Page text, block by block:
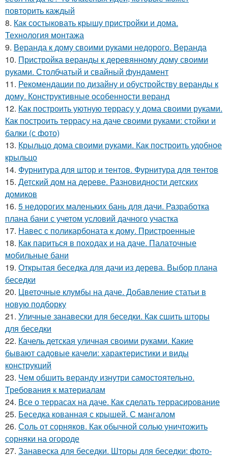
повторить каждый
8. Как состыковать крышу пристройки и дома.
Технология монтажа
9. Веранда к дому своими руками недорого. Веранда
10. Пристройка веранды к деревянному дому своими
руками. Столбчатый и свайный фундамент
11. Рекомендации по дизайну и обустройству веранды к
дому. Конструктивные особенности веранд
12. Как построить уютную террасу у дома своими руками.
Как построить террасу на даче своими руками: стойки и
балки (с фото)
13. Крыльцо дома своими руками. Как построить удобное
крыльцо
14. Фурнитура для штор и тентов. Фурнитура для тентов
15. Детский дом на дереве. Разновидности детских
домиков
16. 5 недорогих маленьких бань для дачи. Разработка
плана бани с учетом условий дачного участка
17. Навес с поликарбоната к дому. Пристроенные
18. Как париться в походах и на даче. Палаточные
мобильные бани
19. Открытая беседка для дачи из дерева. Выбор плана
беседки
20. Цветочные клумбы на даче. Добавление статьи в
новую подборку
21. Уличные занавески для беседки. Как сшить шторы
для беседки
22. Качель детская уличная своими руками. Какие
бывают садовые качели: характеристики и виды
конструкций
23. Чем обшить веранду изнутри самостоятельно.
Требования к материалам
24. Все о террасах на даче. Как сделать террасирование
25. Беседка кованная с крышей. С мангалом
26. Соль от сорняков. Как обычной солью уничтожить
сорняки на огороде
27. Занавеска для беседки. Шторы для беседки: фото-